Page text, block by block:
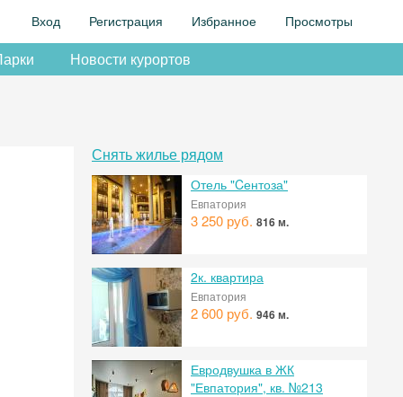
Вход Регистрация Избранное Просмотры
Новости курортов
Снять жилье рядом
Отель "Cентоза"
Евпатория
3 250 руб. 816 м.
2к. квартира
Евпатория
2 600 руб. 946 м.
Евродвушка в ЖК
"Евпатория", кв. №213